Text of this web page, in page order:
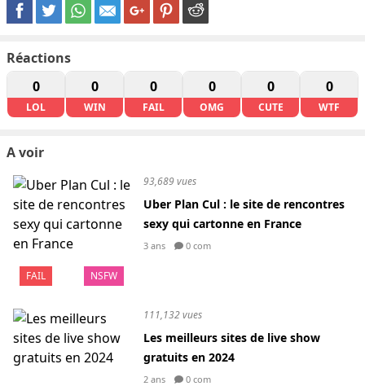
Réactions
0
LOL
0
WIN
0
FAIL
0
OMG
0
CUTE
0
WTF
A voir
FAIL NSFW
93,689 vues
Uber Plan Cul : le site de rencontres
sexy qui cartonne en France
3 ans 0 com
111,132 vues
Les meilleurs sites de live show
gratuits en 2024
2 ans 0 com